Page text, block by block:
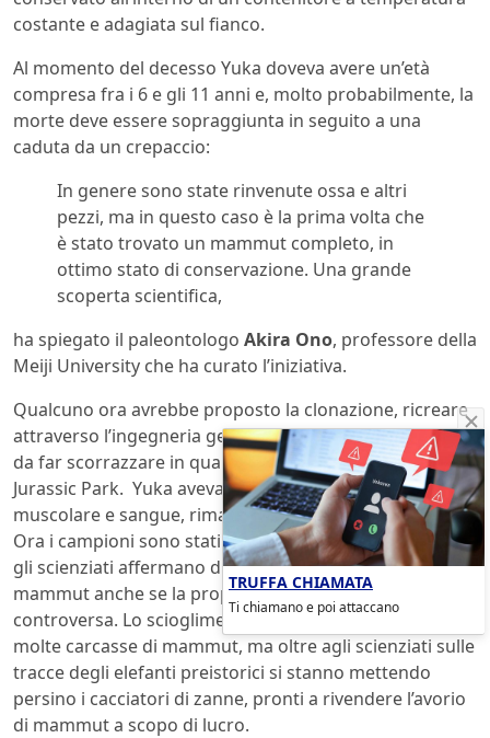
costante e adagiata sul fianco.
Al momento del decesso Yuka doveva avere un’età
compresa fra i 6 e gli 11 anni e, molto probabilmente, la
morte deve essere sopraggiunta in seguito a una
caduta da un crepaccio:
In genere sono state rinvenute ossa e altri
pezzi, ma in questo caso è la prima volta che
è stato trovato un mammut completo, in
ottimo stato di conservazione. Una grande
scoperta scientifica,
ha spiegato il paleontologo Akira Ono, professore della
Meiji University che ha curato l’iniziativa.
Qualcuno ora avrebbe proposto la clonazione, ricreare
attraverso l’ingegneria genetica un cucciolo di mammut
da far scorrazzare in qualche parco naturale in stile
Jurassic Park. Yuka aveva ancora peli, tessuto
muscolare e sangue, rimasti ibernati sotto il ghiaccio.
Ora i campioni sono stati inviati inCorea del Sud
dove
gli scienziati affermano di volerli utilizzare per clonare il
mammut anche se la proposta viene considerata molto
controversa. Lo scioglimento dei ghiacciai sta rivelando
molte carcasse di mammut, ma oltre agli scienziati sulle
tracce degli elefanti preistorici si stanno mettendo
persino i cacciatori di zanne, pronti a rivendere l’avorio
di mammut a scopo di lucro.
TRUFFA CHIAMATA
Ti chiamano e poi attaccano